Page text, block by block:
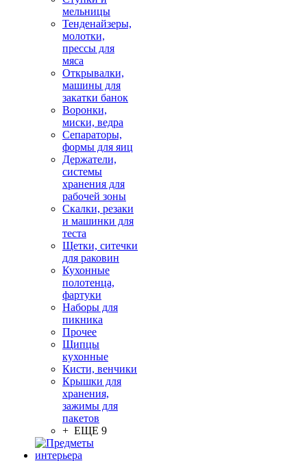
мельницы
Тенденайзеры,
молотки,
прессы для
мяса
Открывалки,
машины для
закатки банок
Воронки,
миски, ведра
Сепараторы,
формы для яиц
Держатели,
системы
хранения для
рабочей зоны
Скалки, резаки
и машинки для
теста
Щетки, ситечки
для раковин
Кухонные
полотенца,
фартуки
Наборы для
пикника
Прочее
Щипцы
кухонные
Кисти, венчики
Крышки для
хранения,
зажимы для
пакетов
+ ЕЩЕ 9